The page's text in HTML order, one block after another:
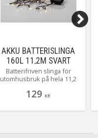
AKKU BATTERISLINGA
160L 11,2M SVART
Batterifriven slinga för
utomhusbruk på hela 11,2
varmvita små dioder.
en inbyggd timer som gör
129 KR